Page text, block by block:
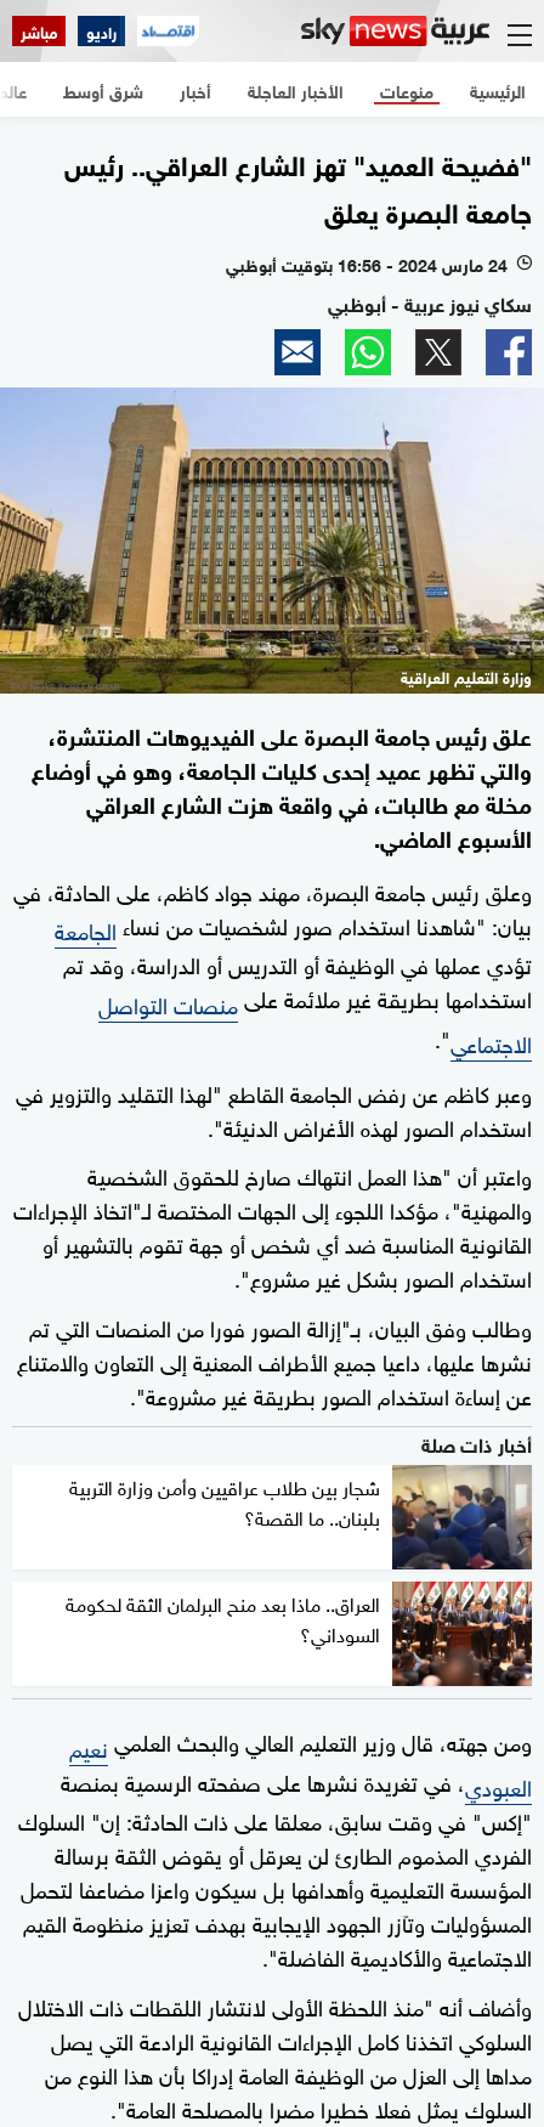
راديو مباشر
الرئيسية الأخبار العاجلة أخبار شرق أوسط منوعات
"فضيحة العميد" تهز الشارع العراقي.. رئيس
جامعة البصرة يعلق
l 24 مارس 2024 - 16:56 بتوقيت أبوظبي
سكاي نيوز عربية - أبوظبي
وزارة التعليم العراقية
علق رئيس جامعة البصرة على الفيديوهات المنتشرة،
والتي تظهر عميد إحدى كليات الجامعة، وهو في أوضاع
مخلة مع طالبات، في واقعة هزت الشارع العراقي
الأسبوع الماضي.
وعلق رئيس جامعة البصرة، مهند جواد كاظم، على الحادثة، في
بيان: "شاهدنا استخدام صور لشخصيات من نساء الجامعة
تؤدي عملها في الوظيفة أو التدريس أو الدراسة، وقد تم
استخدامها بطريقة غير ملائمة علىمنصات التواصل
الاجتماعي".
وعبر كاظم عن رفض الجامعة القاطع "لهذا التقليد والتزوير في
استخدام الصور لهذه الأغراض الدنيئة".
واعتبر أن "هذا العمل انتهاك صارخ للحقوق الشخصية
والمهنية"، مؤكدا اللجوء إلى الجهات المختصة لـ"اتخاذ الإجراءات
القانونية المناسبة ضد أي شخص أو جهة تقوم بالتشهير أو
استخدام الصور بشكل غير مشروع".
وطالب وفق البيان، بـ"إزالة الصور فورا من المنصات التي تم
نشرها عليها، داعيا جميع الأطراف المعنية إلى التعاون والامتناع
عن إساءة استخدام الصور بطريقة غير مشروعة".
أخبار ذات صلة
شجار بين طلاب عراقيين وأمن وزارة التربية
بلبنان.. ما القصة؟
العراق.. ماذا بعد منح البرلمان الثقة لحكومة
السوداني؟
ومن جهته، قال وزير التعليم العالي والبحث العلمينعيم
العبودي، في تغريدة نشرها على صفحته الرسمية بمنصة
"إكس" في وقت سابق، معلقا على ذات الحادثة: إن" السلوك
الفردي المذموم الطارئ لن يعرقل أو يقوض الثقة برسالة
المؤسسة التعليمية وأهدافها بل سيكون واعزا مضاعفا لتحمل
المسؤوليات وتآزر الجهود الإيجابية بهدف تعزيز منظومة القيم
الاجتماعية والأكاديمية الفاضلة".
وأضاف أنه "منذ اللحظة الأولى لانتشار اللقطات ذات الاختلال
السلوكي اتخذنا كامل الإجراءات القانونية الرادعة التي يصل
مداها إلى العزل من الوظيفة العامة إدراكا بأن هذا النوع من
السلوك يمثل فعلا خطيرا مضرا بالمصلحة العامة".